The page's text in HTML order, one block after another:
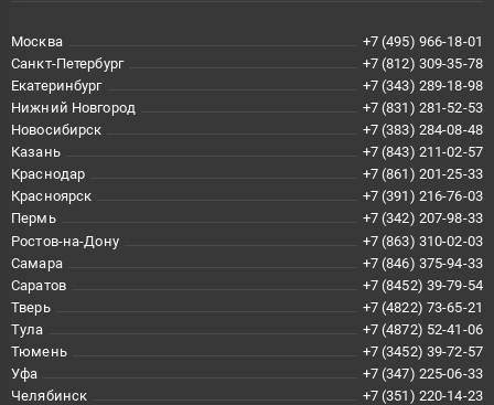
Москва
+7 (495) 966-18-01
Санкт-Петербург
+7 (812) 309-35-78
Екатеринбург
+7 (343) 289-18-98
Нижний Новгород
+7 (831) 281-52-53
Новосибирск
+7 (383) 284-08-48
Казань
+7 (843) 211-02-57
Краснодар
+7 (861) 201-25-33
Красноярск
+7 (391) 216-76-03
Пермь
+7 (342) 207-98-33
Ростов-на-Дону
+7 (863) 310-02-03
Самара
+7 (846) 375-94-33
Саратов
+7 (8452) 39-79-54
Тверь
+7 (4822) 73-65-21
Тула
+7 (4872) 52-41-06
Тюмень
+7 (3452) 39-72-57
Уфа
+7 (347) 225-06-33
Челябинск
+7 (351) 220-14-23